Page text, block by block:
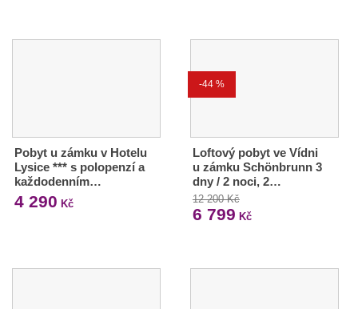
Pobyt u zámku v Hotelu
Lysice *** s polopenzí a
každodenním…
4 290 Kč
-44 %
Loftový pobyt ve Vídni
u zámku Schönbrunn 3
dny / 2 noci, 2…
12 200 Kč
6 799 Kč